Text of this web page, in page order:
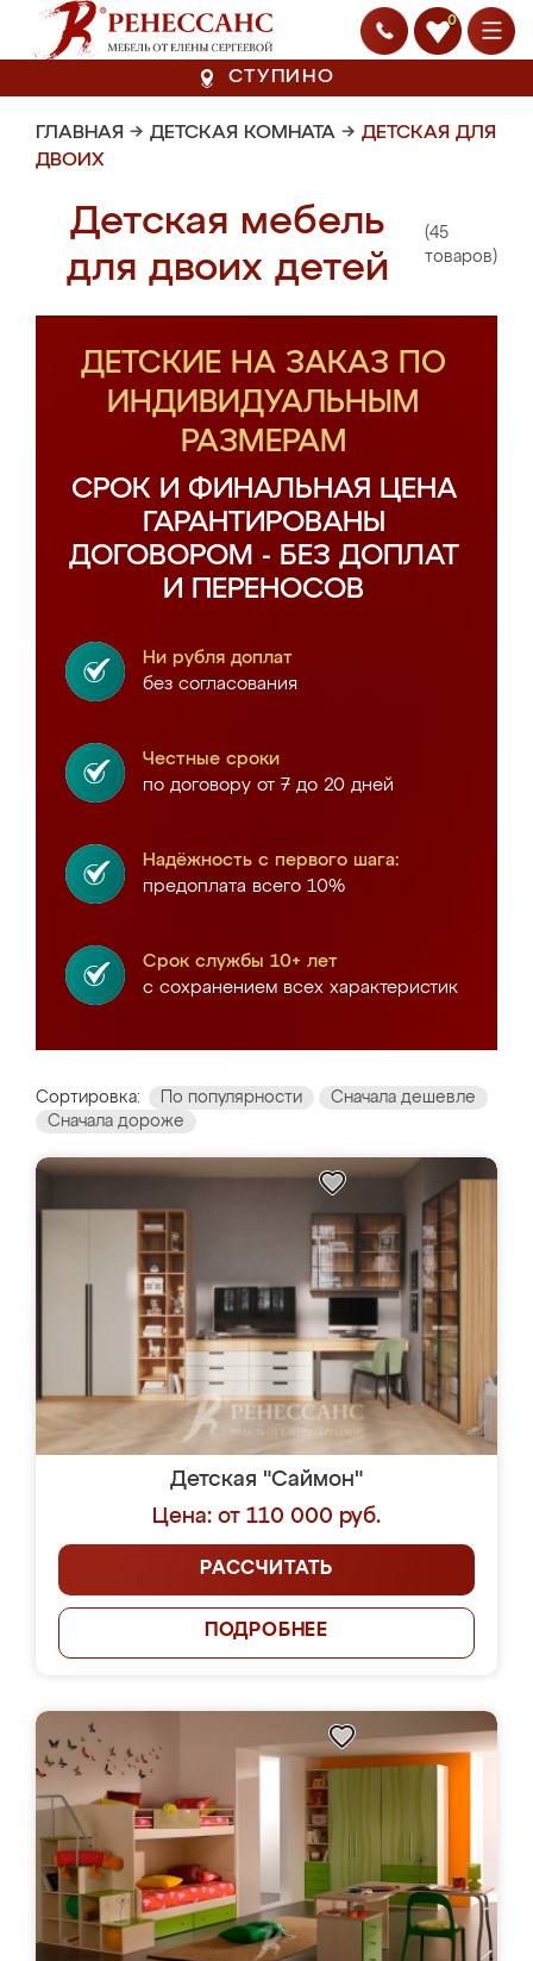
0
СТУПИНО
ГЛАВНАЯ → ДЕТСКАЯ КОМНАТА → ДЕТСКАЯ ДЛЯ
ДВОИХ
Детская мебель
для двоих детей
(45
товаров)
ДЕТСКИЕ НА ЗАКАЗ ПО
ИНДИВИДУАЛЬНЫМ
РАЗМЕРАМ
СРОК И ФИНАЛЬНАЯ ЦЕНА
ГАРАНТИРОВАНЫ
ДОГОВОРОМ - БЕЗ ДОПЛАТ
И ПЕРЕНОСОВ
Ни рубля доплат
без согласования
Честные сроки
по договору от 7 до 20 дней
Надёжность с первого шага:
предоплата всего 10%
Срок службы 10+ лет
с сохранением всех характеристик
Сортировка: По популярности
Сначала дешевле
Сначала дороже
Детская "Саймон"
Цена: от 110 000 руб.
РАССЧИТАТЬ
ПОДРОБНЕЕ